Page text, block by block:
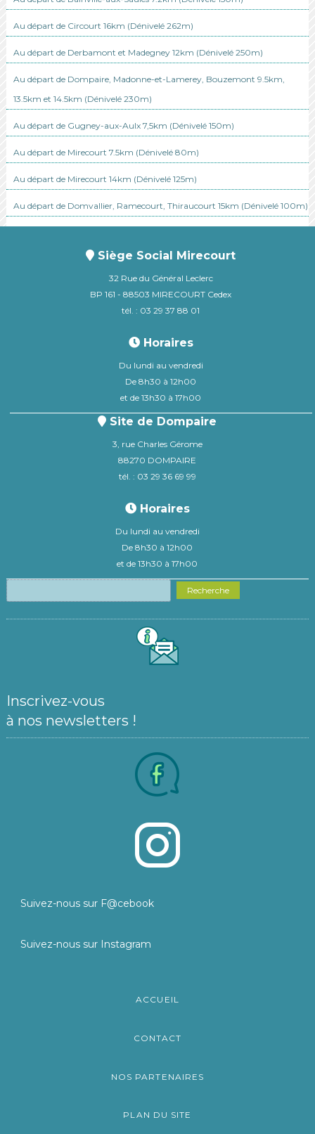
Au départ de Circourt 16km (Dénivelé 262m)
Au départ de Derbamont et Madegney 12km (Dénivelé 250m)
Au départ de Dompaire, Madonne-et-Lamerey, Bouzemont 9.5km,
13.5km et 14.5km (Dénivelé 230m)
Au départ de Gugney-aux-Aulx 7,5km (Dénivelé 150m)
Au départ de Mirecourt 7.5km (Dénivelé 80m)
Au départ de Mirecourt 14km (Dénivelé 125m)
Au départ de Domvallier, Ramecourt, Thiraucourt 15km (Dénivelé 100m)
Siège Social Mirecourt
32 Rue du Général Leclerc
BP 161 - 88503 MIRECOURT Cedex
tél. : 03 29 37 88 01
Horaires
Du lundi au vendredi
De 8h30 à 12h00
et de 13h30 à 17h00
Site de Dompaire
3, rue Charles Gérome
88270 DOMPAIRE
tél. : 03 29 36 69 99
Horaires
Du lundi au vendredi
De 8h30 à 12h00
et de 13h30 à 17h00
Recherche
Inscrivez-vous
à nos newsletters !
Suivez-nous sur F@cebook
Suivez-nous sur Instagram
ACCUEIL
CONTACT
NOS PARTENAIRES
PLAN DU SITE